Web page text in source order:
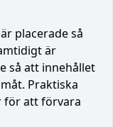
placerade så
är
så att innehållet
Praktiska
för att förvara